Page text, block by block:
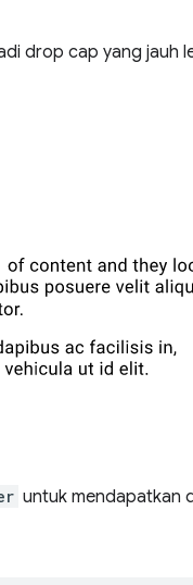
drop cap yang jauh
untuk mendapatkan